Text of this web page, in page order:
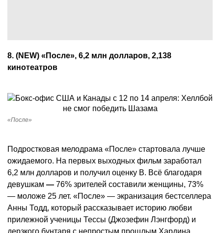
8. (NEW) «После», 6,2 млн долларов, 2,138
кинотеатров
«После»
Подростковая мелодрама «После» стартовала лучше
ожидаемого. На первых выходных фильм заработал
6,2 млн долларов и получил оценку B. Всё благодаря
девушкам — 76% зрителей составили женщины, 73%
— моложе 25 лет. «После» — экранизация бестселлера
Анны Тодд, который рассказывает историю любви
прилежной ученицы Тессы (Джозефин Лэнгфорд) и